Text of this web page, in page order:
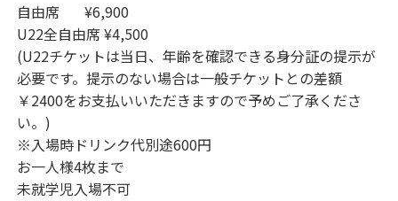
自由席 ¥6,900
U22全自由席 ¥4,500
(U22チケットは当日、年齢を確認できる身分証の提示が
必要です。提示のない場合は一般チケットとの差額
￥2400をお支払いいただきますので予めご了承くださ
い。)
※入場時ドリンク代別途600円
お一人様4枚まで
未就学児入場不可